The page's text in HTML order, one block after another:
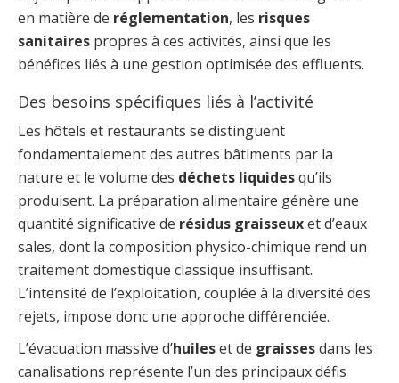
en matière de réglementation, les risques
sanitaires propres à ces activités, ainsi que les
bénéfices liés à une gestion optimisée des effluents.
Des besoins spécifiques liés à l’activité
Les hôtels et restaurants se distinguent
fondamentalement des autres bâtiments par la
nature et le volume des déchets liquidesqu’ils
produisent. La préparation alimentaire génère une
quantité significative de résidus graisseuxet d’eaux
sales, dont la composition physico-chimique rend un
traitement domestique classique insuffisant.
L’intensité de l’exploitation, couplée à la diversité des
rejets, impose donc une approche différenciée.
L’évacuation massive d’huileset de graissesdans les
canalisations représente l’un des principaux défis